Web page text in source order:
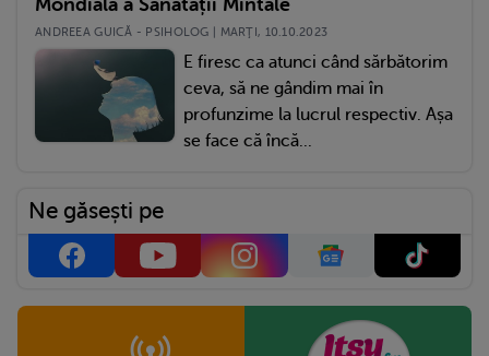
ANDREEA GUICĂ - PSIHOLOG | MARŢI, 10.10.2023
E firesc ca atunci când sărbătorim
ceva, să ne gândim mai în
profunzime la lucrul respectiv. Așa
se face că încă...
Ne găsești pe